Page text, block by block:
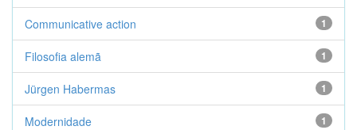
1
Communicative action
1
Filosofia alemã
1
Jürgen Habermas
1
Modernidade